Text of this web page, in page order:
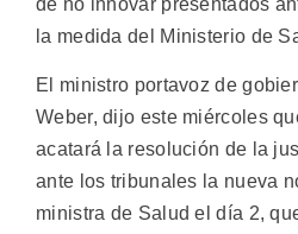
de no innovar presentados
la medida del Ministerio de
El ministro portavoz de
Weber, dijo este miércoles
acatará la resolución de la
ante los tribunales la nueva
ministra de Salud el día 2,